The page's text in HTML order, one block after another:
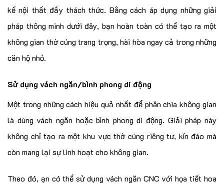
kế nội thất đầy thách thức. Bằng cách áp dụng những giải
pháp thông minh dưới đây, bạn hoàn toàn có thể tạo ra một
không gian thờ cúng trang trọng, hài hòa ngay cả trong những
căn hộ nhỏ.
Sử dụng vách ngăn/bình phong di động
Một trong những cách hiệu quả nhất để phân chia không gian
là dùng vách ngăn hoặc bình phong di động. Giải pháp này
không chỉ tạo ra một khu vực thờ cúng riêng tư, kín đáo mà
còn mang lại sự linh hoạt cho không gian.
Theo đó, ạn có thể sử dụng vách ngăn CNC với họa tiết hoa